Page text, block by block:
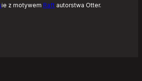
ie z motywem Raft autorstwa Otter.